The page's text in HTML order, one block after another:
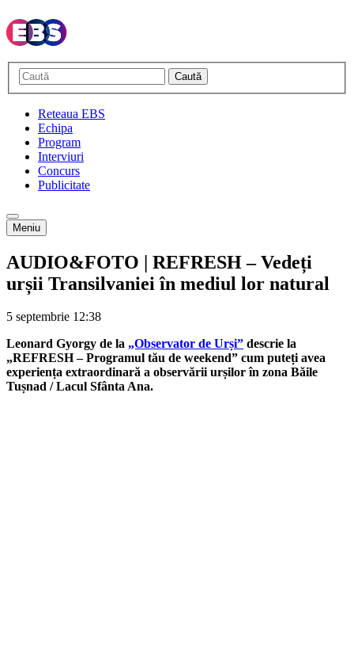
Caută
Reteaua EBS
Echipa
Program
Interviuri
Concurs
Publicitate
Meniu
AUDIO&FOTO | REFRESH – Vedeți
urșii Transilvaniei în mediul lor natural
5 septembrie 12:38
Leonard Gyorgy de la „Observator de Urși” descrie la
„REFRESH – Programul tău de weekend” cum puteți avea
experiența extraordinară a observării urșilor în zona Băile
Tușnad / Lacul Sfânta Ana.